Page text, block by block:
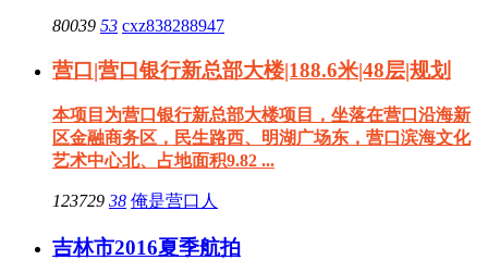
80039 53 cxz838288947
营口|营口银行新总部大楼|188.6米|48层|规划
本项目为营口银行新总部大楼项目，坐落在营口沿海新
区金融商务区，民生路西、明湖广场东，营口滨海文化
艺术中心北、占地面积9.82 ...
123729 38 俺是营口人
吉林市2016夏季航拍